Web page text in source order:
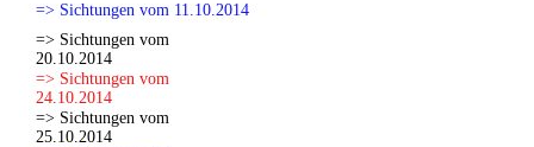
=> Sichtungen vom 11.10.2014
=> Sichtungen vom
20.10.2014
=> Sichtungen vom
24.10.2014
=> Sichtungen vom
25.10.2014